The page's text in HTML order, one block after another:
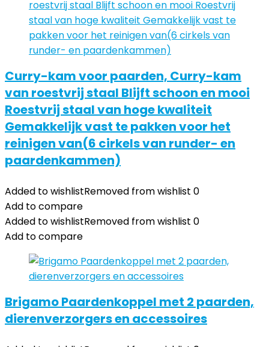
Curry-kam voor paarden, Curry-kam
van roestvrij staal Blijft schoon en mooi
Roestvrij staal van hoge kwaliteit
Gemakkelijk vast te pakken voor het
reinigen van(6 cirkels van runder- en
paardenkammen)
Added to wishlistRemoved from wishlist 0
Add to compare
Added to wishlistRemoved from wishlist 0
Add to compare
Brigamo Paardenkoppel met 2 paarden,
dierenverzorgers en accessoires